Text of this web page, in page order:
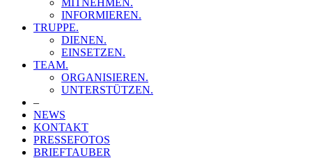
MITNEHMEN.
INFORMIEREN.
TRUPPE.
DIENEN.
EINSETZEN.
TEAM.
ORGANISIEREN.
UNTERSTÜTZEN.
–
NEWS
KONTAKT
PRESSEFOTOS
BRIEFTAUBER